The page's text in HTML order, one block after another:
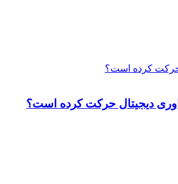
حرکت کرده است؟
دیجیتال حرکت کرده است؟